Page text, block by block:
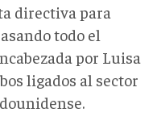
directiva para
todo el
por Luisa
ligados al sector